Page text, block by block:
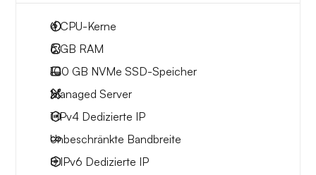
4CPU-Kerne
6 GB RAM
100 GB NVMe SSD-Speicher
Managed Server
1 IPv4 Dedizierte IP
Unbeschränkte Bandbreite
8 IPv6 Dedizierte IP